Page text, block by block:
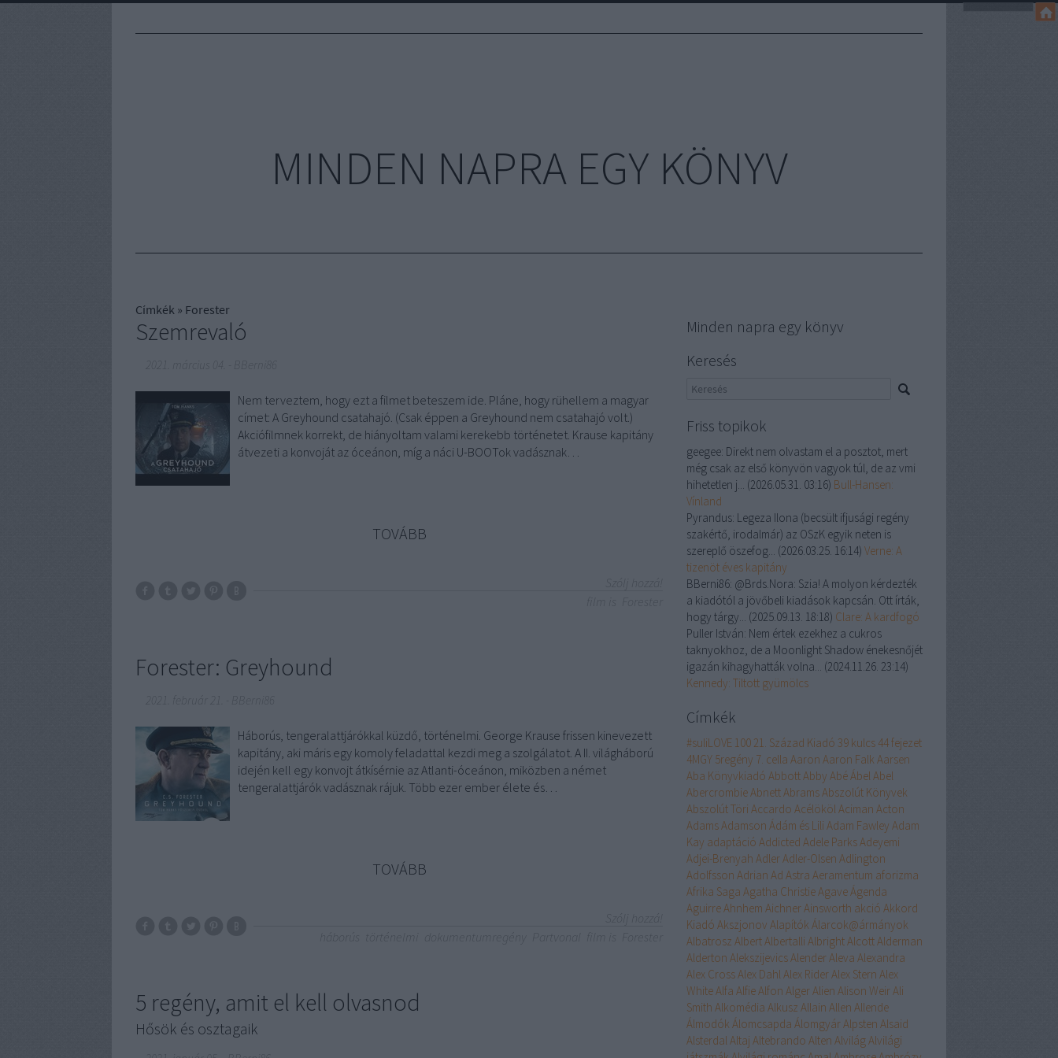
MINDEN NAPRA EGY KÖNYV
Címkék » Forester
Szemrevaló
Nem terveztem, hogy ezt a filmet beteszem ide. Pláne, hogy rühellem a magyar
címet: A Greyhound csatahajó. (Csak éppen a Greyhound nem csatahajó volt.)
Akciófilmnek korrekt, de hiányoltam valami kerekebb történetet. Krause kapitány
átvezeti a konvoját az óceánon, míg a náci U-BOOTok vadásznak…
TOVÁBB
Forester: Greyhound
Háborús, tengeralattjárókkal küzdő, történelmi. George Krause frissen kinevezett
kapitány, aki máris egy komoly feladattal kezdi meg a szolgálatot. A II. világháború
idején kell egy konvojt átkísérnie az Atlanti-óceánon, miközben a német
tengeralattjárók vadásznak rájuk. Több ezer ember élete és…
TOVÁBB
5 regény, amit el kell olvasnod
Hősök és osztagaik
Minden napra egy könyv
Keresés
Friss topikok
geegee: Direkt nem olvastam el a posztot, mert
még csak az első könyvön vagyok túl, de az vmi
hihetetlen j... (2026.05.31. 03:16) Bull-Hansen:
Vínland
Pyrandus: Legeza Ilona (becsült ifjusági regény
szakértő, irodalmár) az OSzK egyik neten is
szereplő öszefog... (2026.03.25. 16:14) Verne: A
tizenöt éves kapitány
BBerni86: @Brds.Nora: Szia! A molyon kérdezték
a kiadótól a jövőbeli kiadások kapcsán. Ott írták,
hogy tárgy... (2025.09.13. 18:18) Clare: A kardfogó
Puller István: Nem értek ezekhez a cukros
taknyokhoz, de a Moonlight Shadow énekesnőjét
igazán kihagyhatták volna... (2024.11.26. 23:14)
Kennedy: Tiltott gyümölcs
Címkék
#suliLOVE 100 21. Század Kiadó 39 kulcs 44 fejezet
4MGY 5regény 7. cella Aaron Aaron Falk Aarsen
Aba Könyvkiadó AbbottAbby AbéÁbelAbel
AbercrombieAbnettAbramsAbszolút Könyvek
Abszolút Töri Accardo AcélökölAciman Acton
AdamsAdamson Ádám és Lili Adam Fawley Adam
Kay adaptáció Addicted Adele ParksAdeyemi
Adjei-Brenyah AdlerAdler-Olsen Adlington
Adolfsson Adrian Ad Astra Aeramentum aforizma
Afrika Saga Agatha ChristieAgaveÁgenda
AguirreAhnhem AichnerAinsworth akció Akkord
Kiadó Akszjonov Alapítók Álarcok@ármányok
Albatrosz AlbertAlbertalli AlbrightAlcottAlderman
Alderton AlekszijevicsAlenderAleva Alexandra
Alex CrossAlex DahlAlex RiderAlex Stern Alex
WhiteAlfa AlfieAlfon AlgerAlien Alison WeirAli
Smith Alkomédia Alkusz Allain Allen Allende
Álmodók Álomcsapda ÁlomgyárAlpsten Alsaid
AlsterdalAltaj Altebrando Alten AlvilágAlvilági